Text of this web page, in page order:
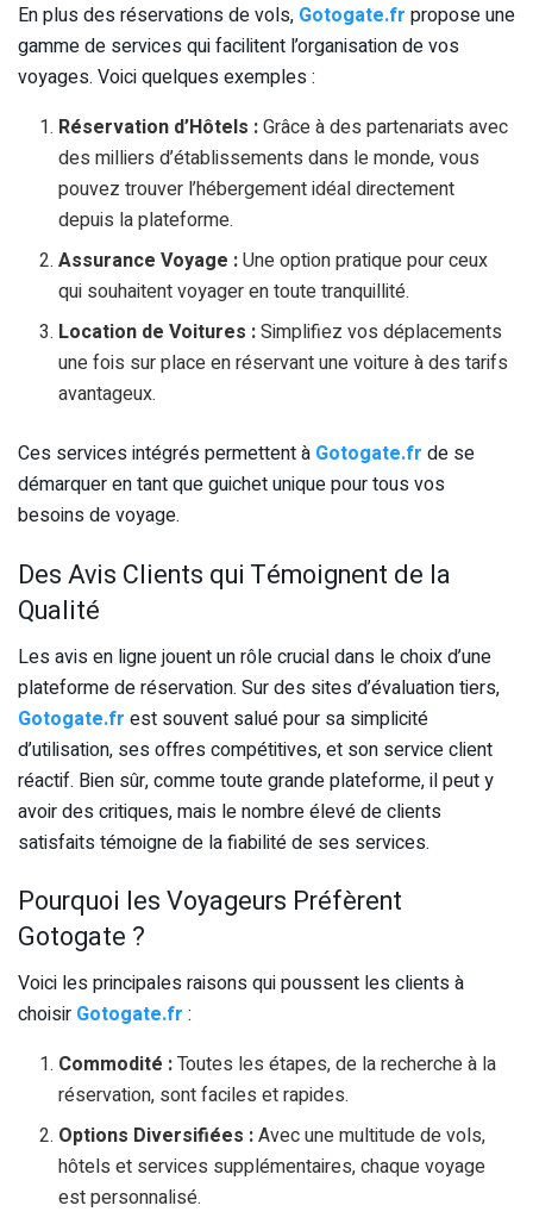
En plus des réservations de vols, Gotogate.fr propose une
gamme de services qui facilitent l’organisation de vos
voyages. Voici quelques exemples :
Réservation d’Hôtels :Grâce à des partenariats avec
des milliers d’établissements dans le monde, vous
pouvez trouver l’hébergement idéal directement
depuis la plateforme.
Assurance Voyage :Une option pratique pour ceux
qui souhaitent voyager en toute tranquillité.
Location de Voitures :Simplifiez vos déplacements
une fois sur place en réservant une voiture à des tarifs
avantageux.
Ces services intégrés permettent à Gotogate.fr de se
démarquer en tant que guichet unique pour tous vos
besoins de voyage.
Des Avis Clients qui Témoignent de la
Qualité
Les avis en ligne jouent un rôle crucial dans le choix d’une
plateforme de réservation. Sur des sites d’évaluation tiers,
Gotogate.fr est souvent salué pour sa simplicité
d’utilisation, ses offres compétitives, et son service client
réactif. Bien sûr, comme toute grande plateforme, il peut y
avoir des critiques, mais le nombre élevé de clients
satisfaits témoigne de la fiabilité de ses services.
Pourquoi les Voyageurs Préfèrent
Gotogate ?
Voici les principales raisons qui poussent les clients à
choisir Gotogate.fr :
Commodité :Toutes les étapes, de la recherche à la
réservation, sont faciles et rapides.
Options Diversifiées :Avec une multitude de vols,
hôtels et services supplémentaires, chaque voyage
est personnalisé.